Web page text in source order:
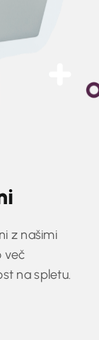
i
z našimi
več
na spletu.